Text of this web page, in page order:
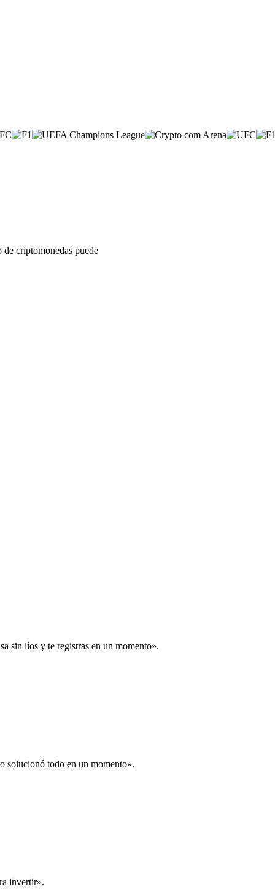
criptomonedas puede
sin líos y te registras en un momento».
solucionó todo en un momento».
invertir».